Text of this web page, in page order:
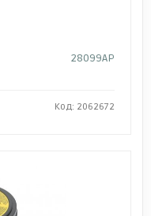
28099AP
Код: 2062672